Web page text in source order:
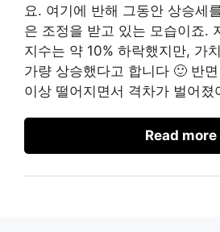
요. 여기에 반해 그동안 상승세
은 조정을 받고 있는 모습이죠.
지수는 약 10% 하락했지만, 가
가량 상승했다고 합니다 🙂 반
이상 떨어지면서 격차가 벌어
Read more